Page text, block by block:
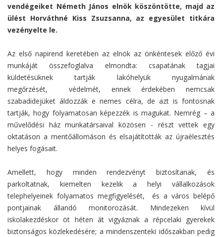
vendégeiket Németh János elnök köszöntötte, majd az
ülést Horváthné Kiss Zsuzsanna, az egyesület titkára
vezényelte le.
Az első napirend keretében az elnök az önkéntesek előző évi
munkáját összefoglalva elmondta: csapatának tagjai
küldetésüknek tartják lakóhelyük nyugalmának
megőrzését, védelmét, ennek érdekében nemcsak
szabadidejüket áldozzák e nemes célra, de azt is fontosnak
tartják, hogy folyamatosan képezzék is magukat. Nemrég – a
művelődési ház munkatársaival közösen - részt vettek egy
oktatáson a mentőállomáson és elsajátították az újraélesztés
helyes fogásait.
Amellett, hogy minden rendezvényt biztosítanak, és
parkoltatnak, kiemelten kezelik a helyi vállalkozások
telephelyeinek folyamatos megfigyelését, és a város belépő
pontjainak állandó monitorozását. Mindezeken kívül
iskolakezdéskor öt héten át vigyáznak a répcelaki gyerekek
biztonságos közlekedésére; a mindenszenteki időszakban pedig